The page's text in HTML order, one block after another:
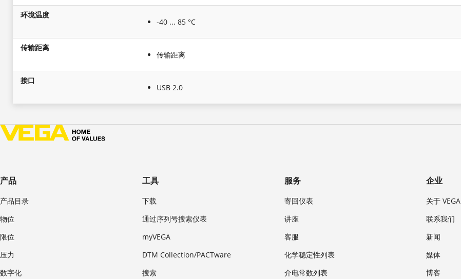
环境温度
-40 ... 85 °C
传输距离
传输距离
接口
USB 2.0
产品
产品目录
物位
限位
压力
数字化
工具
下载
通过序列号搜索仪表
myVEGA
DTM Collection/PACTware
搜索
服务
寄回仪表
讲座
客服
化学稳定性列表
介电常数列表
企业
关于 VEGA
联系我们
新闻
媒体
博客